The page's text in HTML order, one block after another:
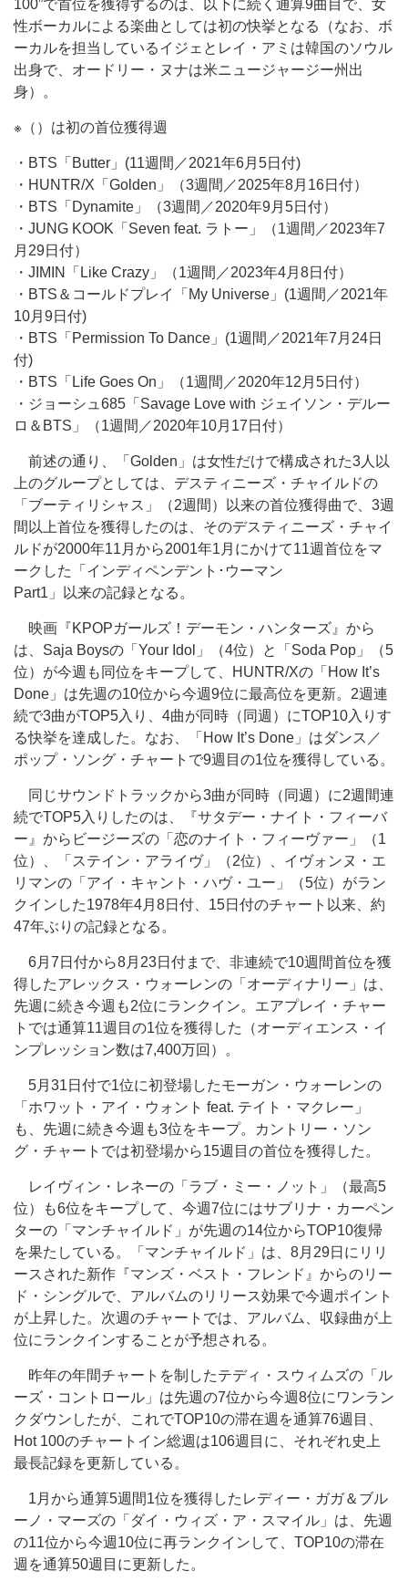
100”で首位を獲得するのは、以下に続く通算9曲目で、女
性ボーカルによる楽曲としては初の快挙となる（なお、ボ
ーカルを担当しているイジェとレイ・アミは韓国のソウル
出身で、オードリー・ヌナは米ニュージャージー州出
身）。
※（）は初の首位獲得週
・BTS「Butter」(11週間／2021年6月5日付)
・HUNTR/X「Golden」（3週間／2025年8月16日付）
・BTS「Dynamite」（3週間／2020年9月5日付）
・JUNG KOOK「Seven feat. ラトー」（1週間／2023年7
月29日付）
・JIMIN「Like Crazy」（1週間／2023年4月8日付）
・BTS＆コールドプレイ「My Universe」(1週間／2021年
10月9日付)
・BTS「Permission To Dance」(1週間／2021年7月24日
付)
・BTS「Life Goes On」（1週間／2020年12月5日付）
・ジョーシュ685「Savage Love with ジェイソン・デルー
ロ＆BTS」（1週間／2020年10月17日付）
前述の通り、「Golden」は女性だけで構成された3人以
上のグループとしては、デスティニーズ・チャイルドの
「ブーティリシャス」（2週間）以来の首位獲得曲で、3週
間以上首位を獲得したのは、そのデスティニーズ・チャイ
ルドが2000年11月から2001年1月にかけて11週首位をマ
ークした「インディペンデント･ウーマン
Part1」以来の記録となる。
映画『KPOPガールズ！デーモン・ハンターズ』から
は、Saja Boysの「Your Idol」（4位）と「Soda Pop」（5
位）が今週も同位をキープして、HUNTR/Xの「How It’s
Done」は先週の10位から今週9位に最高位を更新。2週連
続で3曲がTOP5入り、4曲が同時（同週）にTOP10入りす
る快挙を達成した。なお、「How It’s Done」はダンス／
ポップ・ソング・チャートで9週目の1位を獲得している。
同じサウンドトラックから3曲が同時（同週）に2週間連
続でTOP5入りしたのは、『サタデー・ナイト・フィーバ
ー』からビージーズの「恋のナイト・フィーヴァー」（1
位）、「ステイン・アライヴ」（2位）、イヴォンヌ・エ
リマンの「アイ・キャント・ハヴ・ユー」（5位）がラン
クインした1978年4月8日付、15日付のチャート以来、約
47年ぶりの記録となる。
6月7日付から8月23日付まで、非連続で10週間首位を獲
得したアレックス・ウォーレンの「オーディナリー」は、
先週に続き今週も2位にランクイン。エアプレイ・チャー
トでは通算11週目の1位を獲得した（オーディエンス・イ
ンプレッション数は7,400万回）。
5月31日付で1位に初登場したモーガン・ウォーレンの
「ホワット・アイ・ウォント feat. テイト・マクレー」
も、先週に続き今週も3位をキープ。カントリー・ソン
グ・チャートでは初登場から15週目の首位を獲得した。
レイヴィン・レネーの「ラブ・ミー・ノット」（最高5
位）も6位をキープして、今週7位にはサブリナ・カーペン
ターの「マンチャイルド」が先週の14位からTOP10復帰
を果たしている。「マンチャイルド」は、8月29日にリリ
ースされた新作『マンズ・ベスト・フレンド』からのリー
ド・シングルで、アルバムのリリース効果で今週ポイント
が上昇した。次週のチャートでは、アルバム、収録曲が上
位にランクインすることが予想される。
昨年の年間チャートを制したテディ・スウィムズの「ル
ーズ・コントロール」は先週の7位から今週8位にワンラン
クダウンしたが、これでTOP10の滞在週を通算76週目、
Hot 100のチャートイン総週は106週目に、それぞれ史上
最長記録を更新している。
1月から通算5週間1位を獲得したレディー・ガガ＆ブル
ーノ・マーズの「ダイ・ウィズ・ア・スマイル」は、先週
の11位から今週10位に再ランクインして、TOP10の滞在
週を通算50週目に更新した。